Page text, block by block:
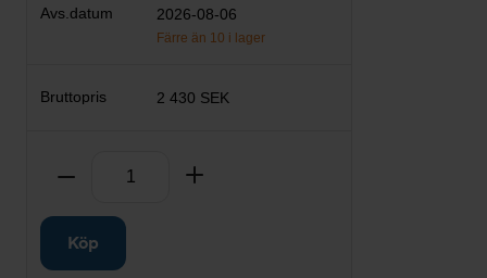
2026-08-06
Färre än 10 i lager
2 430 SEK
Ta bort
Köp